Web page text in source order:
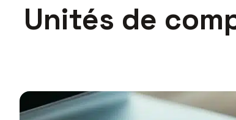
Unités de